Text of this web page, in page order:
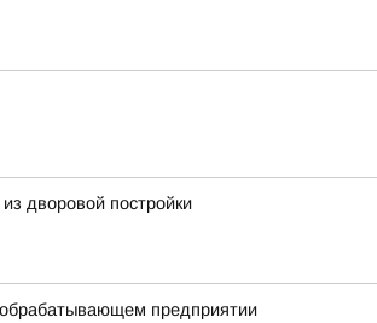
дворовой постройки
предприятии